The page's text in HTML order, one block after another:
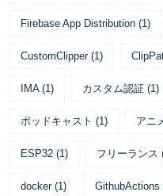
Firebase App Distribution (1)
CustomClipper (1)
IMA (1) カスタム認証 (1)
ポッドキャスト (1) アニ
ESP32 (1) フリーランス
docker (1) GithubActions